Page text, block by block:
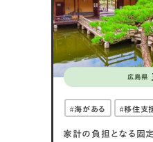
館が設置されていま
合した長門市は、多
す。
広島県
海がある 移住支
家計の負担となる固